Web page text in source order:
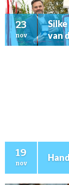
23
nov
van
19
nov